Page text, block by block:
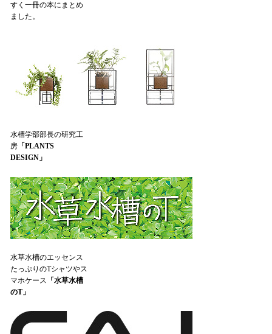
すく一冊の本にまとめ
ました。
水槽学部部長の研究工
房「PLANTS
DESIGN」
水草水槽のエッセンス
たっぷりのTシャツやス
マホケース 「水草水槽
のT」